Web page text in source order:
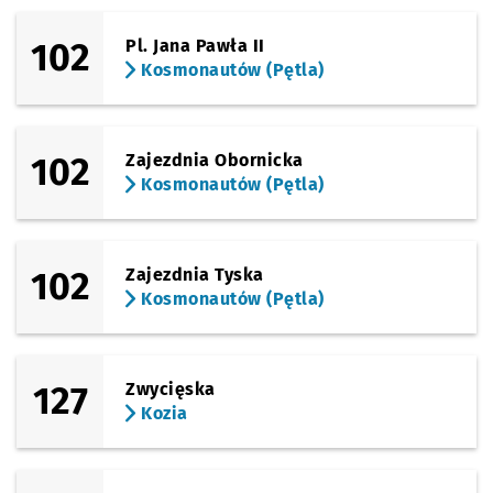
Dworska
Maślicka (Osiedle)
Rędzińska (Cmentarz)
102
Pl. Jana Pawła II
Kosmonautów (Pętla)
102
Zajezdnia Obornicka
Kosmonautów (Pętla)
102
Zajezdnia Tyska
Kosmonautów (Pętla)
127
Zwycięska
Kozia